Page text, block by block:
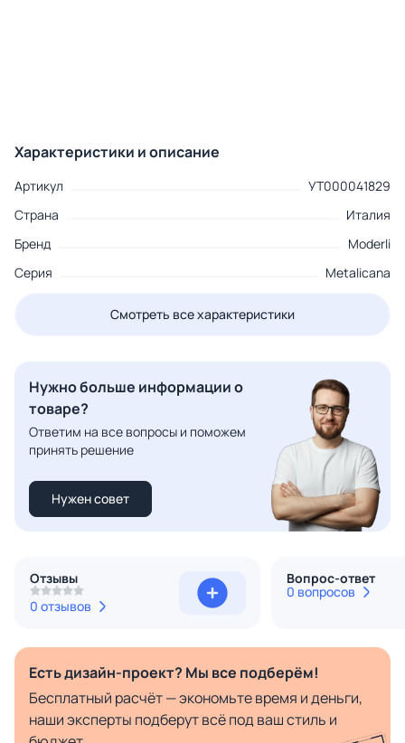
Характеристики и описание
Артикул
УТ000041829
Страна
Италия
Бренд
Moderli
Серия
Metalicana
Смотреть все характеристики
Нужно больше информации о
товаре?
Ответим на все вопросы и поможем
принять решение
Нужен совет
Отзывы
0 отзывов
Вопрос-ответ
0 вопросов
Есть дизайн-проект? Мы все подберём!
Бесплатный расчёт — экономьте время и деньги,
наши эксперты подберут всё под ваш стиль и